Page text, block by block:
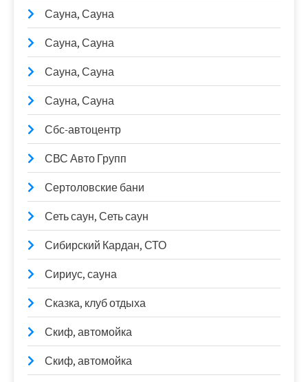
Сауна, Сауна
Сауна, Сауна
Сауна, Сауна
Сауна, Сауна
Сбс-автоцентр
СВС Авто Групп
Сертоловские бани
Сеть саун, Сеть саун
Сибирский Кардан, СТО
Сириус, сауна
Сказка, клуб отдыха
Скиф, автомойка
Скиф, автомойка